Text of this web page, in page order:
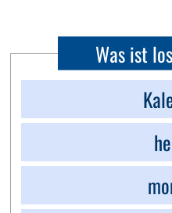
Was ist